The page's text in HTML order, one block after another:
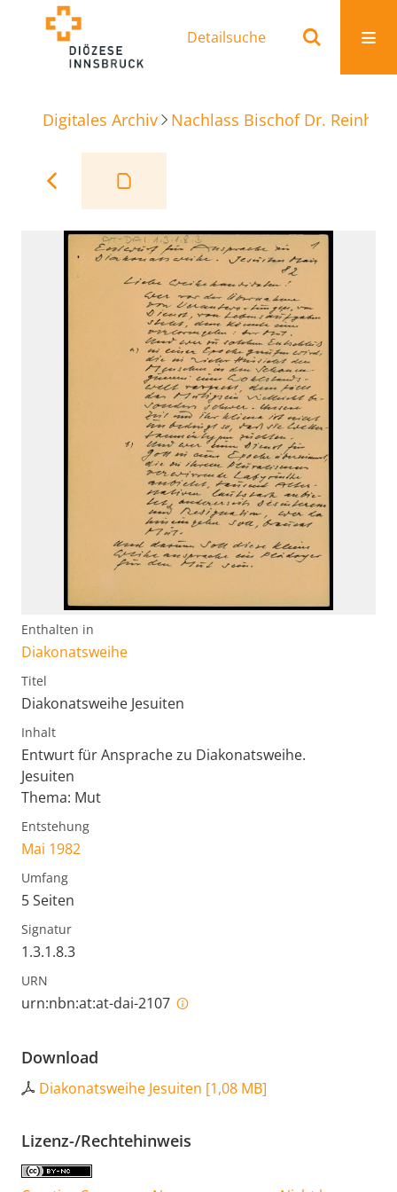
Detailsuche
Digitales Archiv Nachlass Bischof Dr.
Enthalten in
Diakonatsweihe
Titel
Diakonatsweihe Jesuiten
Inhalt
Entwurt für Ansprache zu Diakonatsweihe.
Jesuiten
Thema: Mut
Entstehung
Mai 1982
Umfang
5 Seiten
Signatur
1.3.1.8.3
URN
urn:nbn:at:at-dai-2107
Download
Diakonatsweihe Jesuiten [1,08 MB]
Lizenz-/Rechtehinweis